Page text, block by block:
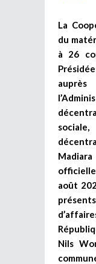
La
du
à 26
août
Nils